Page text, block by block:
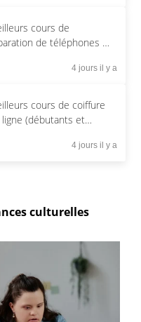
cours de
de téléphones en
4 jours il y a
cours de coiffure
(débutants et
4 jours il y a
culturelles